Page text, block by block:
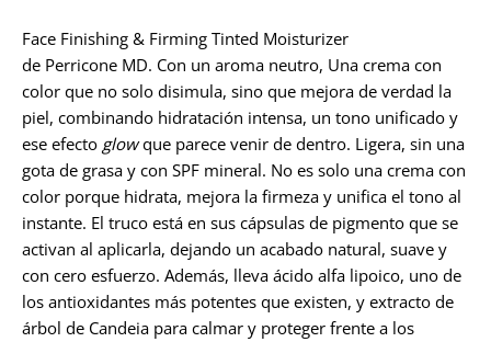
Face Finishing & Firming Tinted Moisturizer
de Perricone MD. Con un aroma neutro, Una crema con
color que no solo disimula, sino que mejora de verdad la
piel, combinando hidratación intensa, un tono unificado y
ese efecto glowque parece venir de dentro. Ligera, sin una
gota de grasa y con SPF mineral. No es solo una crema con
color porque hidrata, mejora la firmeza y unifica el tono al
instante. El truco está en sus cápsulas de pigmento que se
activan al aplicarla, dejando un acabado natural, suave y
con cero esfuerzo. Además, lleva ácido alfa lipoico, uno de
los antioxidantes más potentes que existen, y extracto de
árbol de Candeia para calmar y proteger frente a los